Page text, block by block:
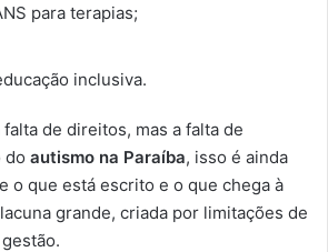
para terapias;
inclusiva.
de direitos, mas a falta de
do autismo na Paraíba, isso é ainda
o que está escrito e o que chega à
grande, criada por limitações de